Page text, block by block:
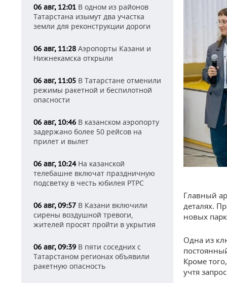
06 авг, 12:01 В одном из районов
Татарстана изымут два участка
земли для реконструкции дороги
06 авг, 11:28 Аэропорты Казани и
Нижнекамска открыли
06 авг, 11:05 В Татарстане отменили
режимы ракетной и беспилотной
опасности
06 авг, 10:46 В казанском аэропорту
задержано более 50 рейсов на
прилет и вылет
06 авг, 10:24На казанской
телебашне включат праздничную
подсветку в честь юбилея РТРС
06 авг, 09:57 В Казани включили
сирены воздушной тревоги,
жителей просят пройти в укрытия
06 авг, 09:39 В пяти соседних с
Татарстаном регионах объявили
ракетную опасность
Главный
деталях.
новых
Одна из
Кроме
учтя